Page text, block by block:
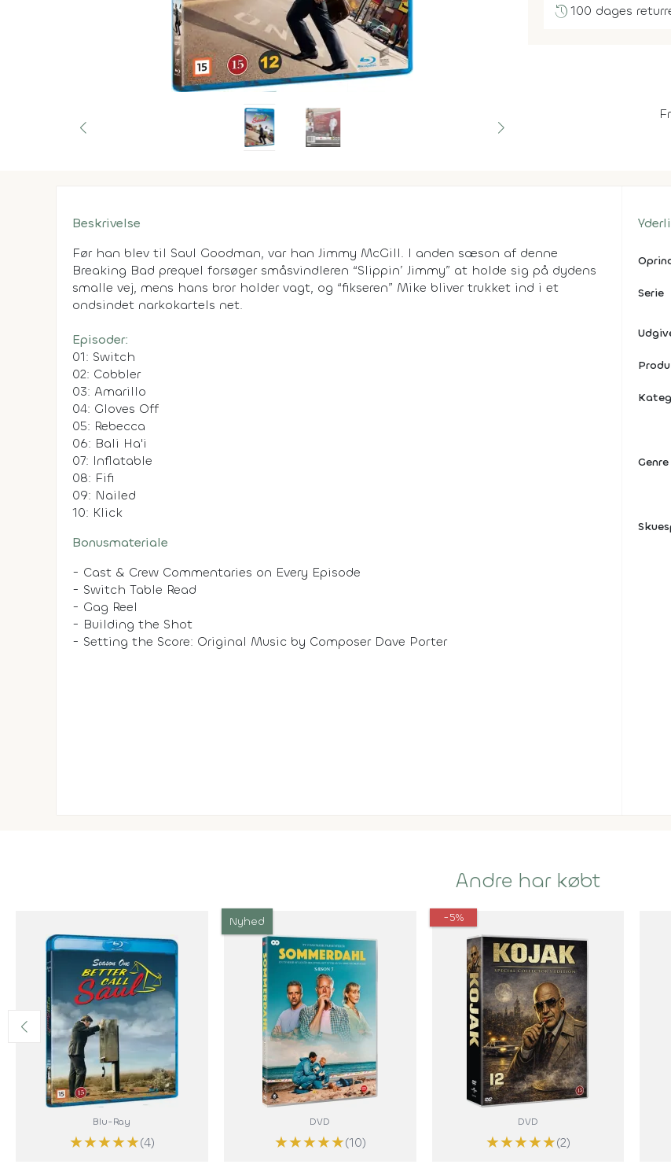
history100 dages
Beskrivelse
Før han blev til Saul Goodman, var han Jimmy McGill. I anden sæson af denne
Breaking Bad prequel forsøger småsvindleren “Slippin’ Jimmy” at holde sig på dydens
smalle vej, mens hans bror holder vagt, og “fikseren” Mike bliver trukket ind i et
ondsindet narkokartels net.
Episoder:
01: Switch
02: Cobbler
03: Amarillo
04: Gloves Off
05: Rebecca
06: Bali Ha'i
07: Inflatable
08: Fifi
09: Nailed
10: Klick
Bonusmateriale
- Cast & Crew Commentaries on Every Episode
- Switch Table Read
- Gag Reel
- Building the Shot
- Setting the Score: Original Music by Composer Dave Porter
Serie
Genre
Andre har købt
Blu-Ray
★★★★★(4)
Nyhed
DVD
★★★★★(10)
-5%
DVD
★★★★★(2)